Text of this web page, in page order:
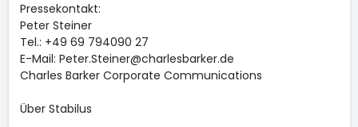
Pressekontakt:
Peter Steiner
Tel.: +49 69 794090 27
E-Mail: Peter.Steiner@charlesbarker.de
Charles Barker Corporate Communications
Über Stabilus